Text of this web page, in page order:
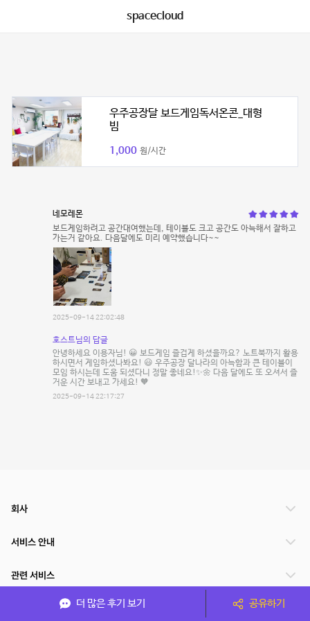
spacecloud
우주공장달 보드게임독서온콘_대형
빔
1,000 원/시간
네모레몬
보드게임하려고 공간대여했는데, 테이블도 크고 공간도 아늑해서 잘하고
가는거 같아요. 다음달에도 미리 예약했습니다~~
2025-09-14 22:02:48
호스트님의 답글
안녕하세요 이용자님! 😀 보드게임 즐겁게 하셨을까요? 노트북까지 활용
하시면서 게임하셨나봐요! 😃 우주공장 달나라의 아늑함과 큰 테이블이
모임 하시는데 도움 되셨다니 정말 좋네요!✨🌼 다음 달에도 또 오셔서 즐
거운 시간 보내고 가세요! 🧡
2025-09-14 22:17:27
더 많은 후기 보기 공유하기
회사
서비스 안내
관련 서비스